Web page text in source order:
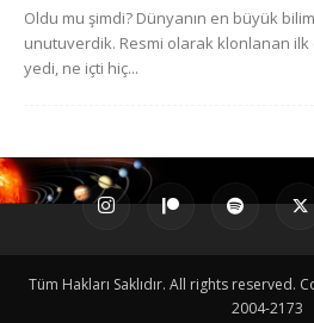
Oldu mu şimdi? Dünyanın en büyük
unutuverdik. Resmi olarak klonlanan ilk
yedi, ne içti hiç...
Tüm Hakları Saklıdır. All rights reserved.
2004-2173